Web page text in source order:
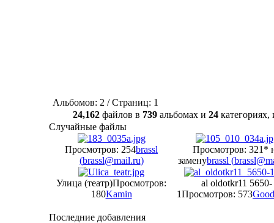
Альбомов: 2 / Страниц: 1
24,162 файлов в 739 альбомах и 24
Случайные файлы
Просмотров: 254brassl
(brassl@mail.ru)
Просмотров: 321 *
заменуbrassl (
Улица (театр)Просмотров:
180Kamin
al oldotkr11 5650-
1Просмотров: 573
Последние добавления